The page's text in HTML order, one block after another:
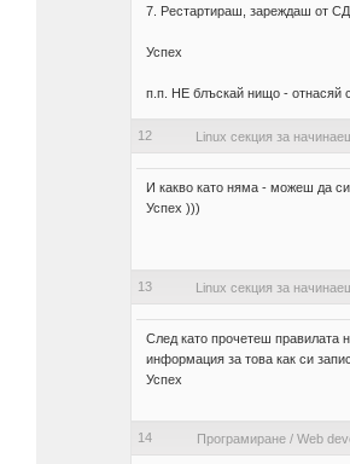
7. Рестартираш, зареждаш от
Успех
п.п. НЕ блъскай нищо -
12 Linux секция за
И какво като няма - можеш да
Успех )))
13 Linux секция за
След като прочетеш правилата
информация за това как си
Успех
14 Програмиране/ Web